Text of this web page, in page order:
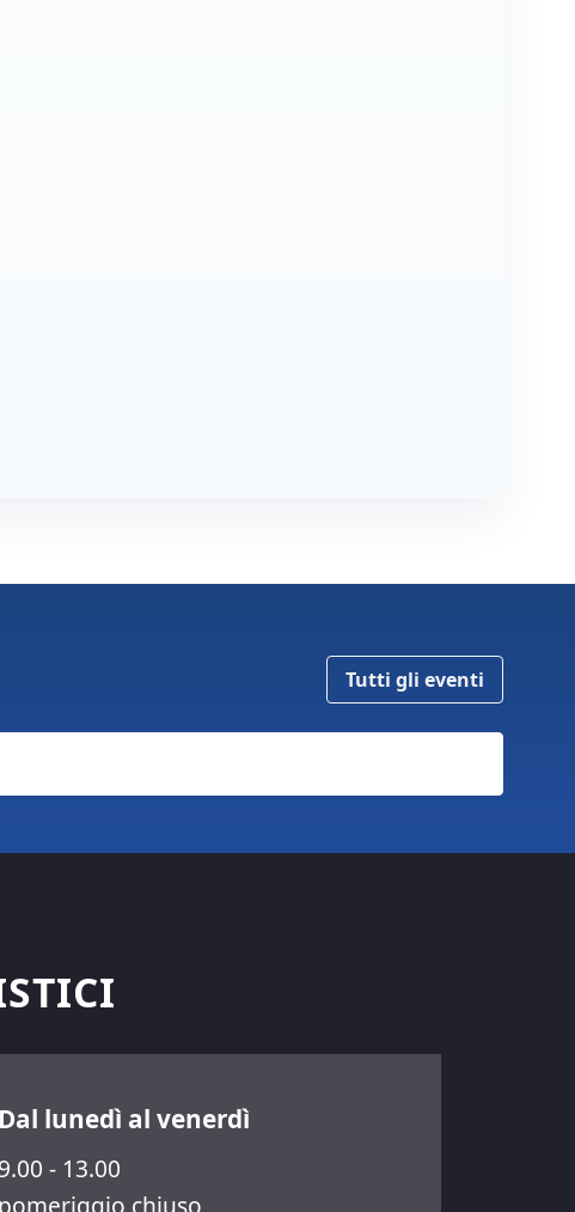
Tutti gli eventi
Dal lunedì al venerdì
9.00 - 13.00
pomeriggio chiuso